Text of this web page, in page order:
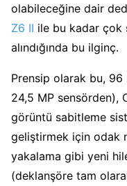
olabileceğine dair
Z6 II ile bu kadar çok
alındığında bu ilginç.
Prensip olarak bu, 96
24,5 MP sensörden),
görüntü sabitleme
geliştirmek için odak
yakalama gibi yeni
(deklanşöre tam